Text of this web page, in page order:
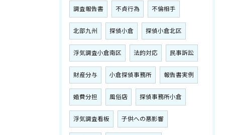
調査報告書 不貞行為 不倫相手
北部九州 探偵小倉 探偵小倉北区
浮気調査小倉南区 法的対応 民事訴訟
財産分与 小倉探偵事務所 報告書実例
婚費分担 風俗店 探偵事務所小倉
浮気調査看板 子供への悪影響